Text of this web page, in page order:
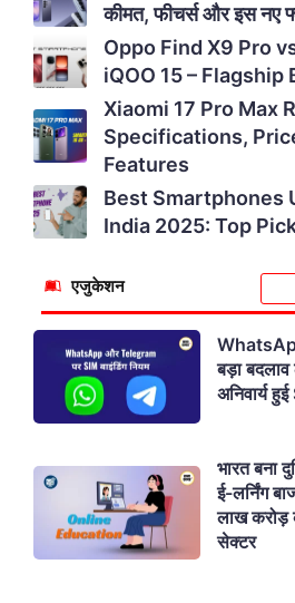
कीमत, फीचर्स और इस नए
Oppo Find X9 Pro
iQOO 15 – Flagship
Xiaomi 17 Pro Max
Specifications,
Features
Best Smartphones
India 2025: Top
एजुकेशन
बड़ा बदलाव
अनिवार्य
भारत बना
ई-लर्निंग
लाख करोड़
सेक्टर